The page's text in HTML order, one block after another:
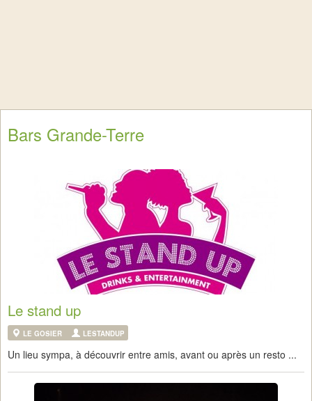
Bars Grande-Terre
Le stand up
LE GOSIER LESTANDUP
Un lieu sympa, à découvrir entre amis, avant ou après un resto ...